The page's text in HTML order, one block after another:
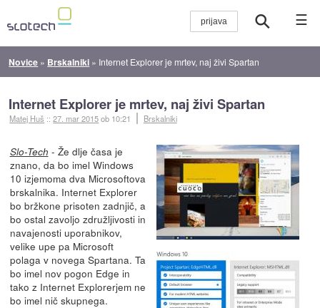
☰
Novice » Brskalniki » Internet Explorer je mrtev, naj živi Spartan
Internet Explorer je mrtev, naj živi Spartan
Matej Huš ::27. mar 2015ob 10:21 Brskalniki
Slo-Tech - Že dlje časa je
znano, da bo imel Windows
10 izjemoma dva Microsoftova
brskalnika. Internet Explorer
bo bržkone prisoten zadnjič, a
bo ostal zavoljo združljivosti in
navajenosti uporabnikov,
velike upe pa Microsoft
polaga v novega Spartana. Ta
bo imel nov pogon Edge in
tako z Internet Explorerjem ne
bo imel nič skupnega.